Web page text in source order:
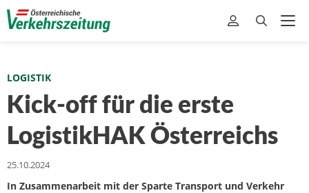
LOGISTIK
Kick-off für die erste
LogistikHAK Österreichs
25.10.2024
In Zusammenarbeit mit der Sparte Transport und Verkehr